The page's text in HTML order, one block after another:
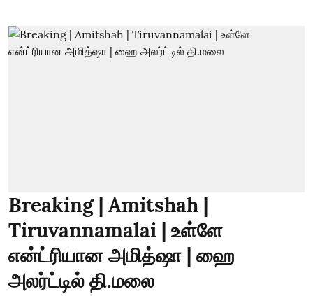
Breaking | Amitshah |
Tiruvannamalai | உள்ளே
என்ட்ரியான அமித்ஷா | ஹை
அலர்ட்டில் தி.மலை